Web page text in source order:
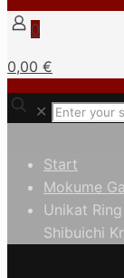
0
0,00 €
✕
Start
Mokume
Unikat
Shibuichi